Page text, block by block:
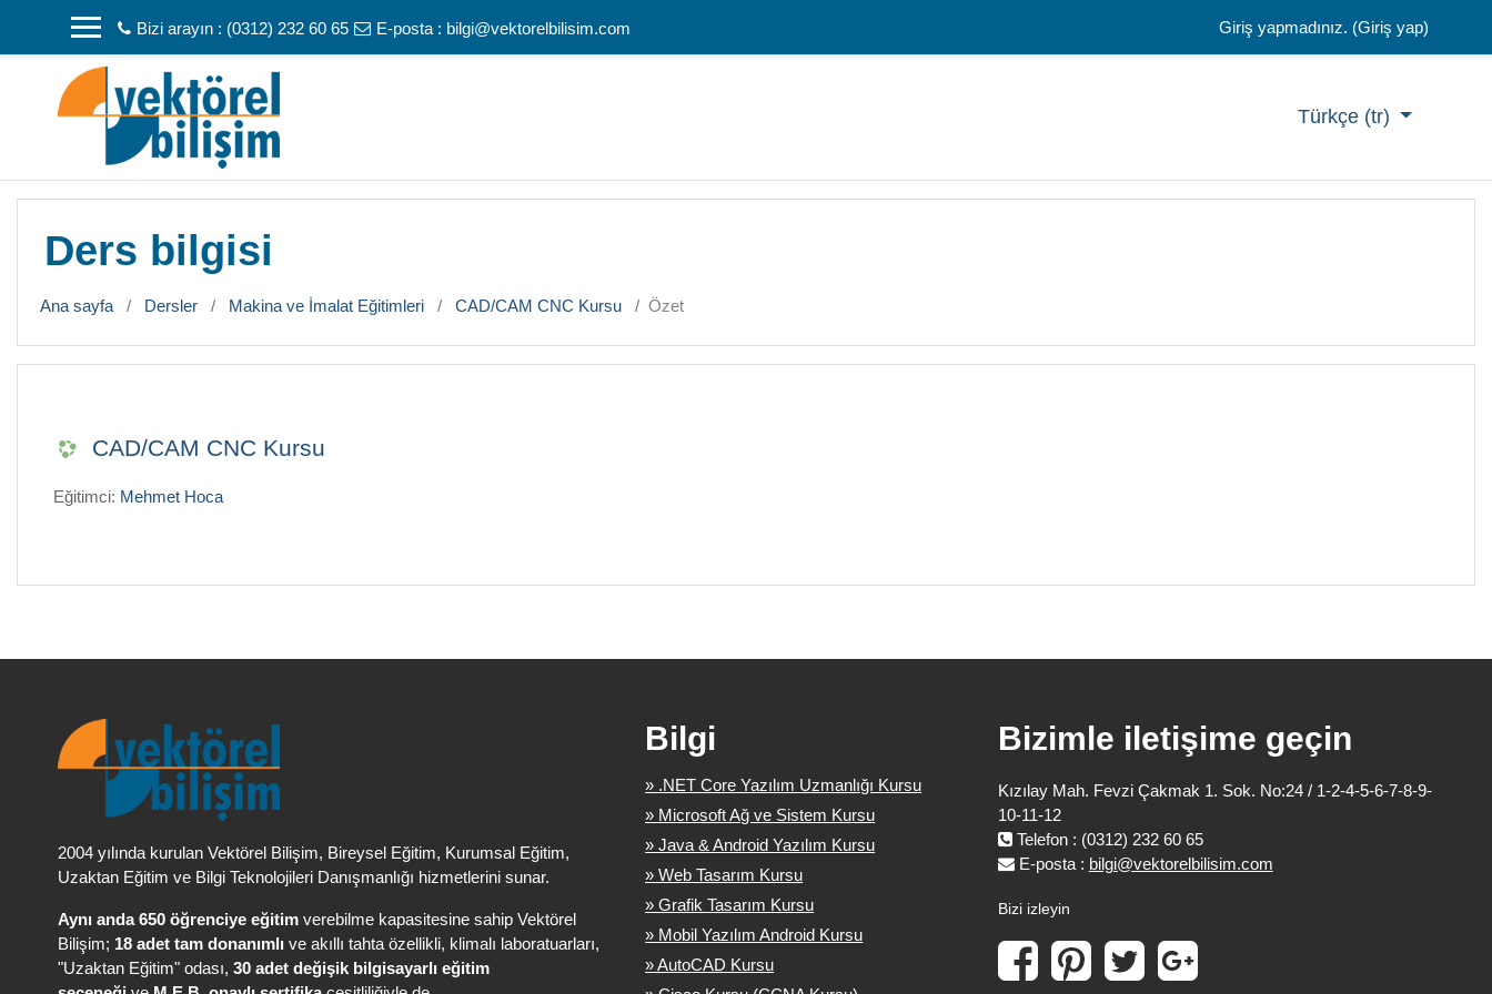
Bizi arayın : (0312) 232 60 65
E-posta : bilgi@vektorelbilisim.com Giriş yapmadınız. (Giriş yap)
Türkçe ‎(tr)‎
Ders bilgisi
Ana sayfa Dersler Makina ve İmalat Eğitimleri CAD/CAM CNC Kursu Özet
CAD/CAM CNC Kursu
Eğitimci: Mehmet Hoca
2004 yılında kurulan Vektörel Bilişim, Bireysel Eğitim, Kurumsal Eğitim,
Uzaktan Eğitim ve Bilgi Teknolojileri Danışmanlığı hizmetlerini sunar.
Aynı anda 650 öğrenciye eğitim verebilme kapasitesine sahip Vektörel
Bilişim; 18 adet tam donanımlı ve akıllı tahta özellikli, klimalı laboratuarları,
"Uzaktan Eğitim" odası, 30 adet değişik bilgisayarlı eğitim
Bilgi
» .NET Core Yazılım Uzmanlığı Kursu
» Microsoft Ağ ve Sistem Kursu
» Java & Android Yazılım Kursu
» Web Tasarım Kursu
» Grafik Tasarım Kursu
» Mobil Yazılım Android Kursu
» AutoCAD Kursu
Bizimle iletişime geçin
Kızılay Mah. Fevzi Çakmak 1. Sok. No:24 / 1-2-4-5-6-7-8-9-
10-11-12
Telefon : (0312) 232 60 65
E-posta : bilgi@vektorelbilisim.com
Bizi izleyin